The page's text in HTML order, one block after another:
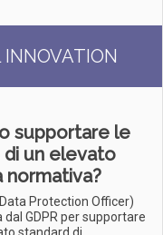
INNOVATION
supportare le
un elevato
normativa?
Protection Officer)
GDPR per supportare